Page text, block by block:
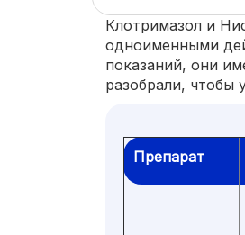
Клотримазол и
одноименными
показаний, они
разобрали, чтобы
Препарат